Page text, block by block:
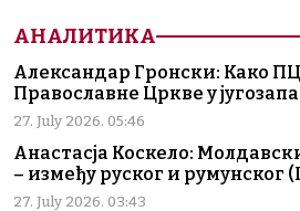
АНАЛИТИКА
Александар Гронски: Како
Православне Цркве у
27. July 2026. 05:46
Анастасја Коскело:
– између руског и румунског
27. July 2026. 03:43